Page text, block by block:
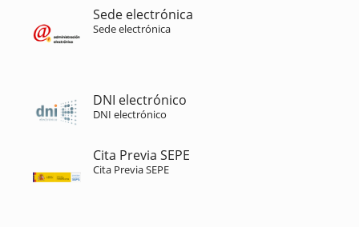
Sede electrónica
Sede electrónica
DNI electrónico
DNI electrónico
Cita Previa SEPE
Cita Previa SEPE